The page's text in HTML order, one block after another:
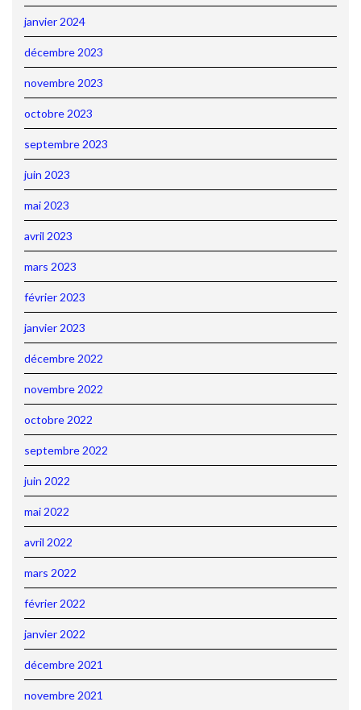
janvier 2024
décembre 2023
novembre 2023
octobre 2023
septembre 2023
juin 2023
mai 2023
avril 2023
mars 2023
février 2023
janvier 2023
décembre 2022
novembre 2022
octobre 2022
septembre 2022
juin 2022
mai 2022
avril 2022
mars 2022
février 2022
janvier 2022
décembre 2021
novembre 2021